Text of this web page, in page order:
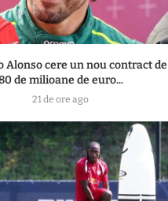
Alonso cere un nou contract de
de milioane de euro...
21 de ore ago